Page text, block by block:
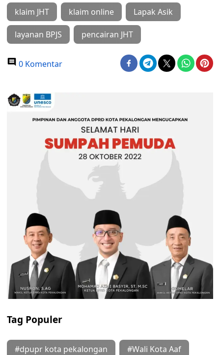
klaim JHT klaim online Lapak Asik
layanan BPJS pencairan JHT
0 Komentar
Tag Populer
#dpupr kota pekalongan #Wali Kota Aaf